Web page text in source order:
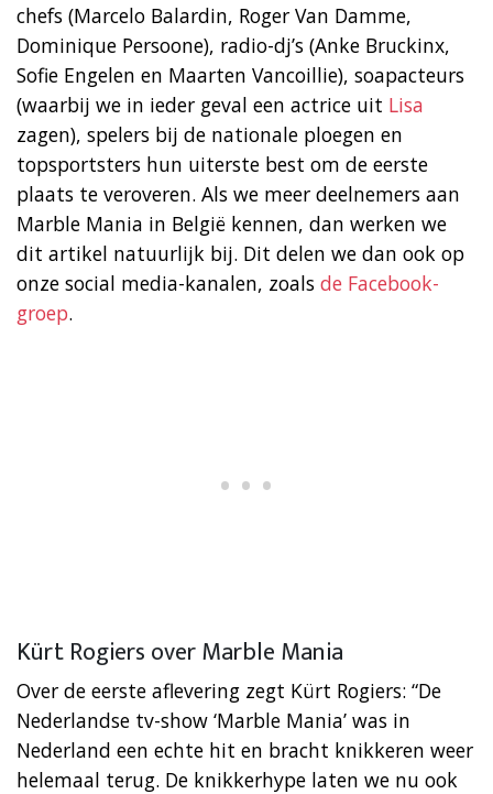
chefs (Marcelo Balardin, Roger Van Damme,
Dominique Persoone), radio-dj’s (Anke Bruckinx,
Sofie Engelen en Maarten Vancoillie), soapacteurs
(waarbij we in ieder geval een actrice uit Lisa
zagen), spelers bij de nationale ploegen en
topsportsters hun uiterste best om de eerste
plaats te veroveren. Als we meer deelnemers aan
Marble Mania in België kennen, dan werken we
dit artikel natuurlijk bij. Dit delen we dan ook op
onze social media-kanalen, zoals de Facebook-
groep.
Kürt Rogiers over Marble Mania
Over de eerste aflevering zegt Kürt Rogiers: “De
Nederlandse tv-show ‘Marble Mania’ was in
Nederland een echte hit en bracht knikkeren weer
helemaal terug. De knikkerhype laten we nu ook